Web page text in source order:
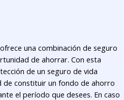
una combinación de seguro
de ahorrar. Con esta
de un seguro de vida
de constituir un fondo de ahorro
el período que desees. En caso